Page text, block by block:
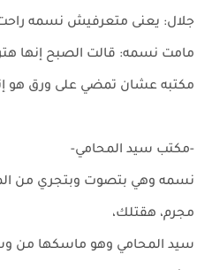
جلال: يعنى متعرفيش نسمه
مامت نسمه: قالت الصبح إنها
مكتبه عشان تمضي على ورق هو
-مكتب سيد المحامي-
نسمه وهي بتصوت وبتجري من
مجرم، هقتلك،
سيد المحامي وهو ماسكها من